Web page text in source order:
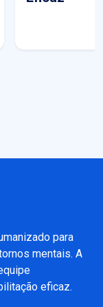
para
mentais. A
eficaz.